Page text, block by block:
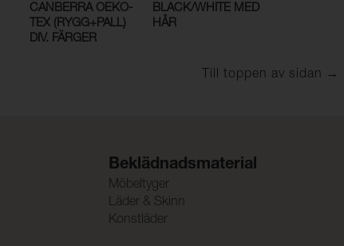
CANBERRA OEKO-
TEX (RYGG+PALL)
DIV. FÄRGER
BLACK/WHITE MED
HÅR
Till toppen av sidan
Beklädnadsmaterial
Möbeltyger
Läder & Skinn
Konstläder